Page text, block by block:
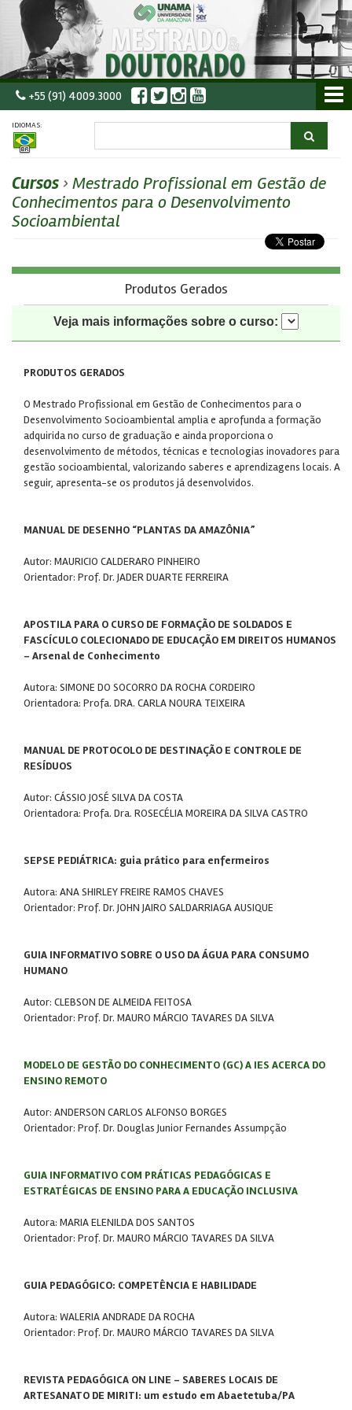
+55 (91) 4009.3000
IDIOMAS:
Cursos› Mestrado Profissional em Gestão de
Conhecimentos para o Desenvolvimento
Socioambiental
Produtos Gerados
Veja mais informações sobre o curso:
PRODUTOS GERADOS
O Mestrado Profissional em Gestão de Conhecimentos para o
Desenvolvimento Socioambiental amplia e aprofunda a formação
adquirida no curso de graduação e ainda proporciona o
desenvolvimento de métodos, técnicas e tecnologias inovadores para
gestão socioambiental, valorizando saberes e aprendizagens locais. A
seguir, apresenta-se os produtos já desenvolvidos.
MANUAL DE DESENHO “PLANTAS DA AMAZÔNIA”
Autor: MAURICIO CALDERARO PINHEIRO
Orientador: Prof. Dr. JADER DUARTE FERREIRA
APOSTILA PARA O CURSO DE FORMAÇÃO DE SOLDADOS E
FASCÍCULO COLECIONADO DE EDUCAÇÃO EM DIREITOS HUMANOS
– Arsenal de Conhecimento
Autora: SIMONE DO SOCORRO DA ROCHA CORDEIRO
Orientadora: Profa. DRA. CARLA NOURA TEIXEIRA
MANUAL DE PROTOCOLO DE DESTINAÇÃO E CONTROLE DE
RESÍDUOS
Autor: CÁSSIO JOSÉ SILVA DA COSTA
Orientadora: Profa. Dra. ROSECÉLIA MOREIRA DA SILVA CASTRO
SEPSE PEDIÁTRICA: guia prático para enfermeiros
Autora: ANA SHIRLEY FREIRE RAMOS CHAVES
Orientador: Prof. Dr. JOHN JAIRO SALDARRIAGA AUSIQUE
GUIA INFORMATIVO SOBRE O USO DA ÁGUA PARA CONSUMO
HUMANO
Autor: CLEBSON DE ALMEIDA FEITOSA
Orientador: Prof. Dr. MAURO MÁRCIO TAVARES DA SILVA
MODELO DE GESTÃO DO CONHECIMENTO (GC) A IES ACERCA DO
ENSINO REMOTO
Autor: ANDERSON CARLOS ALFONSO BORGES
Orientador: Prof. Dr. Douglas Junior Fernandes Assumpção
GUIA INFORMATIVO COM PRÁTICAS PEDAGÓGICAS E
ESTRATÉGICAS DE ENSINO PARA A EDUCAÇÃO INCLUSIVA
Autora: MARIA ELENILDA DOS SANTOS
Orientador: Prof. Dr. MAURO MÁRCIO TAVARES DA SILVA
GUIA PEDAGÓGICO: COMPETÊNCIA E HABILIDADE
Autora: WALERIA ANDRADE DA ROCHA
Orientador: Prof. Dr. MAURO MÁRCIO TAVARES DA SILVA
REVISTA PEDAGÓGICA ON LINE - SABERES LOCAIS DE
ARTESANATO DE MIRITI: um estudo em Abaetetuba/PA